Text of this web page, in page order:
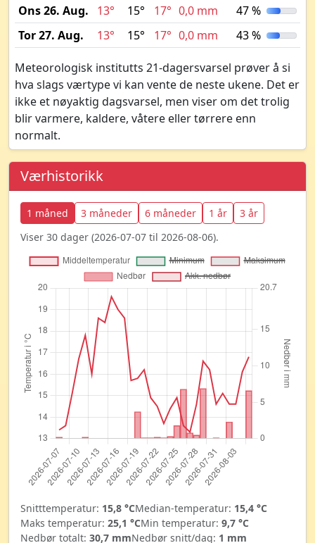
Ons 26. Aug.
13° 15° 17° 0,0 mm
47 %
Tor 27. Aug.
13° 15° 17° 0,0 mm 43 %
Meteorologisk institutts 21-dagersvarsel prøver å si
hva slags værtype vi kan vente de neste ukene. Det er
ikke et nøyaktig dagsvarsel, men viser om det trolig
blir varmere, kaldere, våtere eller tørrere enn
normalt.
Værhistorikk
1 måned 3 måneder 6 måneder 1 år
3 år
Viser 30 dager (2026-07-07 til 2026-08-06).
Snitttemperatur: 15,8 °CMedian-temperatur: 15,4 °C
Maks temperatur: 25,1 °CMin temperatur: 9,7 °C
Nedbør totalt: 30,7 mmNedbør snitt/dag: 1 mm